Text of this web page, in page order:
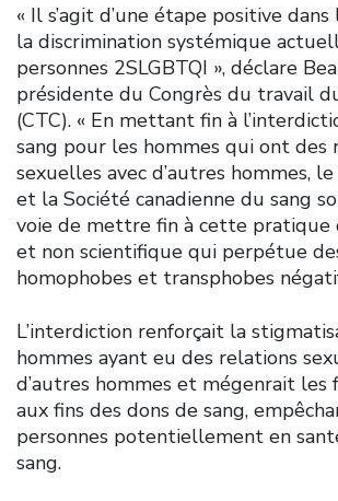
« Il s’agit d’une étape positive
la discrimination systémique
personnes 2SLGBTQI », déclare
présidente du Congrès du travail
(CTC). « En mettant fin à
sang pour les hommes qui ont des
sexuelles avec d’autres hommes,
et la Société canadienne du sang
voie de mettre fin à cette pratique
et non scientifique qui perpétue
homophobes et transphobes
L’interdiction renforçait la
hommes ayant eu des relations
d’autres hommes et mégenrait les
aux fins des dons de sang,
personnes potentiellement en
sang.